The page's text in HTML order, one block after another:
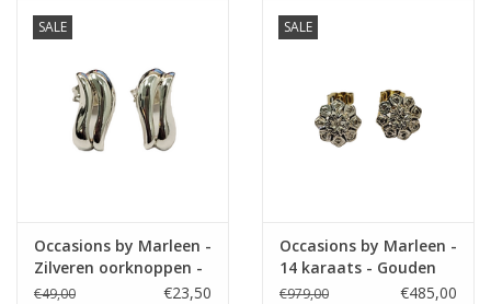
SALE
Occasions by Marleen -
Zilveren oorknoppen -
Fantasie
€49,00 €23,50
SALE
Occasions by Marleen -
14 karaats - Gouden
oorknoppen - Diamant
€979,00 €485,00